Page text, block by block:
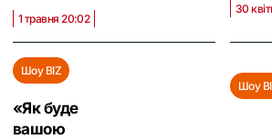
1 травня 20:02
30
Шоу BIZ
«Як буде
вашою
Шоу